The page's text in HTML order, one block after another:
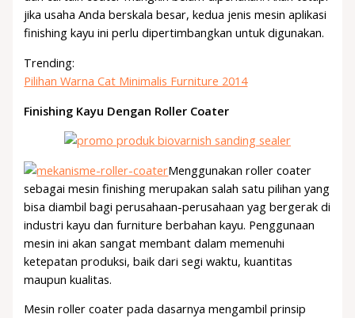
jika usaha Anda berskala besar, kedua jenis mesin aplikasi
finishing kayu ini perlu dipertimbangkan untuk digunakan.
Trending:
Pilihan Warna Cat Minimalis Furniture 2014
Finishing Kayu Dengan Roller Coater
Menggunakan roller coater
sebagai mesin finishing merupakan salah satu pilihan yang
bisa diambil bagi perusahaan-perusahaan yag bergerak di
industri kayu dan furniture berbahan kayu. Penggunaan
mesin ini akan sangat membant dalam memenuhi
ketepatan produksi, baik dari segi waktu, kuantitas
maupun kualitas.
Mesin roller coater pada dasarnya mengambil prinsip